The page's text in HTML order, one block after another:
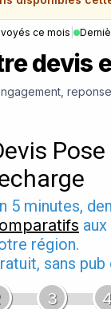
ce mois
devis
5 minutes,
aux
région.
sans
3